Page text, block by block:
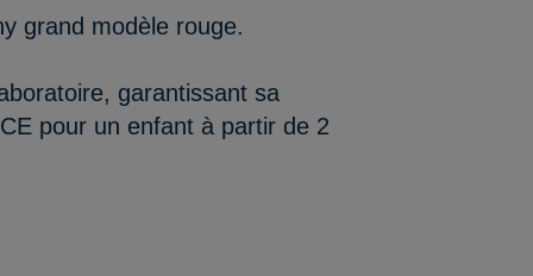
grand modèle rouge.
garantissant sa
pour un enfant à partir de 2